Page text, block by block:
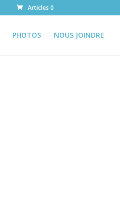
Articles 0
PHOTOS NOUS JOINDRE